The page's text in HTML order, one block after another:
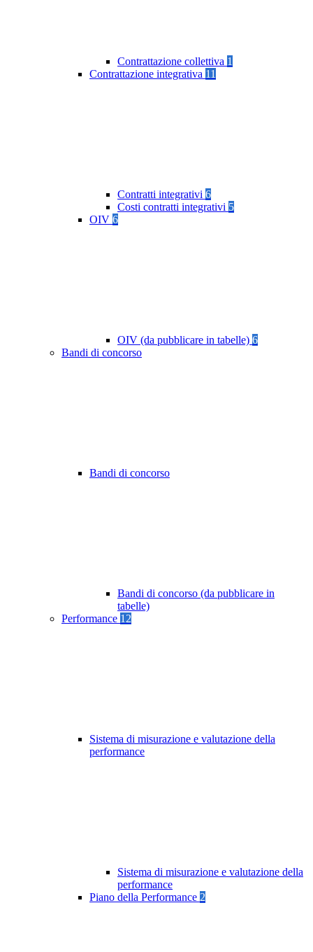
Contrattazione collettiva 1
Contrattazione integrativa 11
Contratti integrativi 6
Costi contratti integrativi 5
OIV 6
OIV (da pubblicare in tabelle) 6
Bandi di concorso
Bandi di concorso
Bandi di concorso (da pubblicare in
tabelle)
Performance 12
Sistema di misurazione e valutazione della
performance
Sistema di misurazione e valutazione della
performance
Piano della Performance 2